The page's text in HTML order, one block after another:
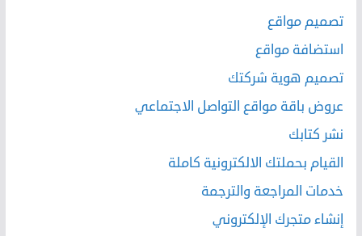
تصميم مواقع
استضافة مواقع
تصميم هوية شركتك
عروض باقة مواقع التواصل الاجتماعي
نشر كتابك
القيام بحملتك الالكترونية كاملة
خدمات المراجعة والترجمة
إنشاء متجرك الإلكتروني